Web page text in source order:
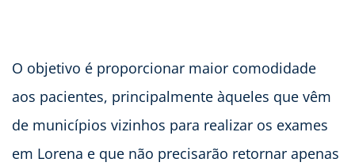
O objetivo é proporcionar maior comodidade
aos pacientes, principalmente àqueles que vêm
de municípios vizinhos para realizar os exames
em Lorena e que não precisarão retornar apenas